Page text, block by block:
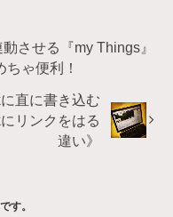
させる『my Things』
ゃ便利！
直に書き込む
リンクをはる
違い》
す。